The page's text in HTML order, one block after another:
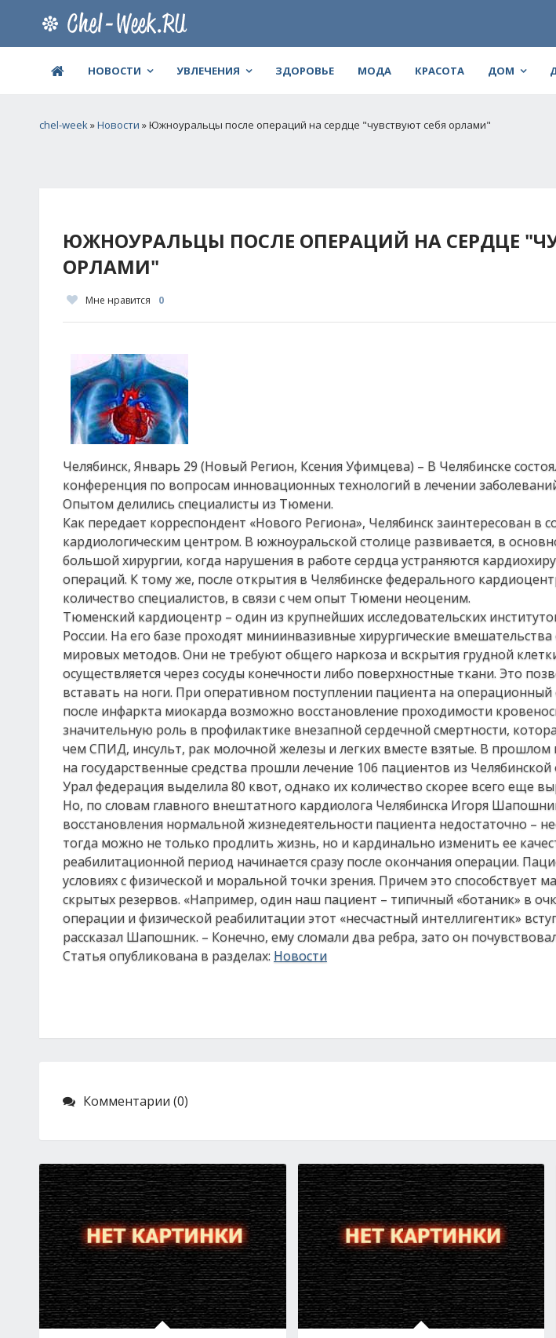
НОВОСТИ УВЛЕЧЕНИЯ ЗДОРОВЬЕ МОДА КРАСОТА ДОМ
chel-week»Новости » Южноуральцы после операций на сердце "чувствуют себя орлами"
ЮЖНОУРАЛЬЦЫ ПОСЛЕ ОПЕРАЦИЙ НА СЕРДЦЕ
ОРЛАМИ"
Мне нравится 0
Челябинск, Январь 29 (Новый Регион, Ксения Уфимцева) – В Челябинске
конференция по вопросам инновационных технологий в лечении
Опытом делились специалисты из Тюмени.
Как передает корреспондент «Нового Региона», Челябинск заинтересован в
кардиологическим центром. В южноуральской столице развивается, в
большой хирургии, когда нарушения в работе сердца устраняются
операций. К тому же, после открытия в Челябинске федерального
количество специалистов, в связи с чем опыт Тюмени неоценим.
Тюменский кардиоцентр – один из крупнейших исследовательских
России. На его базе проходят миниинвазивные хирургические
мировых методов. Они не требуют общего наркоза и вскрытия грудной
осуществляется через сосуды конечности либо поверхностные ткани. Это
вставать на ноги. При оперативном поступлении пациента на
после инфаркта миокарда возможно восстановление проходимости
значительную роль в профилактике внезапной сердечной смертности,
чем СПИД, инсульт, рак молочной железы и легких вместе взятые. В
на государственные средства прошли лечение 106 пациентов из
Урал федерация выделила 80 квот, однако их количество скорее всего еще
Но, по словам главного внештатного кардиолога Челябинска Игоря
восстановления нормальной жизнедеятельности пациента недостаточно –
тогда можно не только продлить жизнь, но и кардинально изменить ее
реабилитационной период начинается сразу после окончания операции.
условиях с физической и моральной точки зрения. Причем это способствует
скрытых резервов. «Например, один наш пациент – типичный «ботаник» в
операции и физической реабилитации этот «несчастный интеллигентик»
рассказал Шапошник. – Конечно, ему сломали два ребра, зато он
Статья опубликована в разделах: Новости
Комментарии (0)